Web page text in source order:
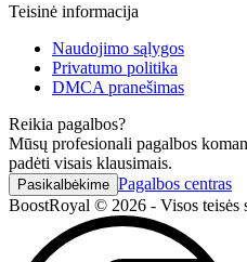
Teisinė informacija
Naudojimo sąlygos
Privatumo politika
DMCA pranešimas
Reikia pagalbos?
Mūsų profesionali pagalbos
padėti visais klausimais.
Pasikalbėkime Pagalbos centras
BoostRoyal © 2026 - Visos teisės